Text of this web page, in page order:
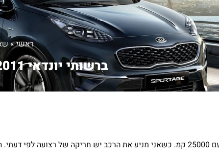
ראשי»
ברשותי יונדאי i10 2011 עם 25000 קמ. ...